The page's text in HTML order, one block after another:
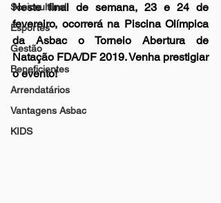
Sociocultural
Esportes
Gestão
Beneficientes
Arrendatários
Vantagens Asbac
KIDS
Neste final de semana, 23 e 24 de
fevereiro, ocorrerá na Piscina Olímpica
da Asbac o Torneio Abertura de
Natação FDA/DF 2019. Venha prestigiar
o evento!